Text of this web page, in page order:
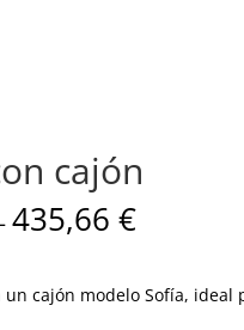
cajón
435,66 €
cajón modelo Sofía, ideal